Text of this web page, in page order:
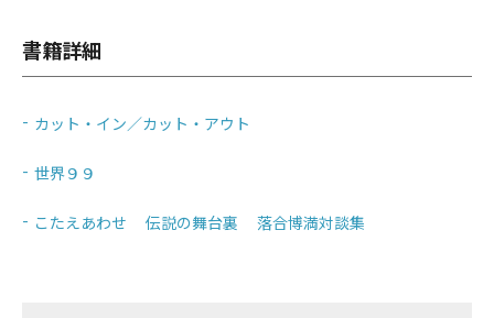
書籍詳細
カット・イン／カット・アウト
世界９９
こたえあわせ 伝説の舞台裏 落合博満対談集